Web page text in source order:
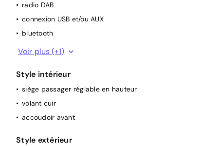
radio DAB
connexion USB et/ou AUX
bluetooth
GPS
Voir plus (+1)
Style intérieur
siège passager réglable en hauteur
volant cuir
accoudoir avant
Style extérieur